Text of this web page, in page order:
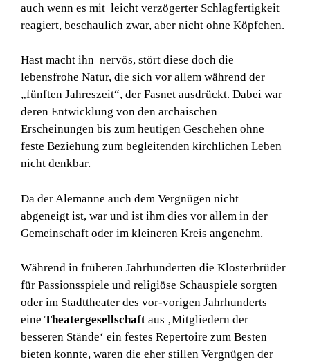
auch wenn es mit leicht verzögerter Schlagfertigkeit
reagiert, beschaulich zwar, aber nicht ohne Köpfchen.
Hast macht ihn nervös, stört diese doch die
lebensfrohe Natur, die sich vor allem während der
„fünften Jahreszeit“, der Fasnet ausdrückt. Dabei war
deren Entwicklung von den archaischen
Erscheinungen bis zum heutigen Geschehen ohne
feste Beziehung zum begleitenden kirchlichen Leben
nicht denkbar.
Da der Alemanne auch dem Vergnügen nicht
abgeneigt ist, war und ist ihm dies vor allem in der
Gemeinschaft oder im kleineren Kreis angenehm.
Während in früheren Jahrhunderten die Klosterbrüder
für Passionsspiele und religiöse Schauspiele sorgten
oder im Stadttheater des vor-vorigen Jahrhunderts
eine Theatergesellschaft aus ‚Mitgliedern der
besseren Stände‘ ein festes Repertoire zum Besten
bieten konnte, waren die eher stillen Vergnügen der